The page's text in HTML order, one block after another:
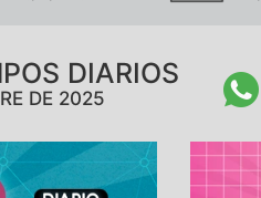
DIARIOS
DE 2025